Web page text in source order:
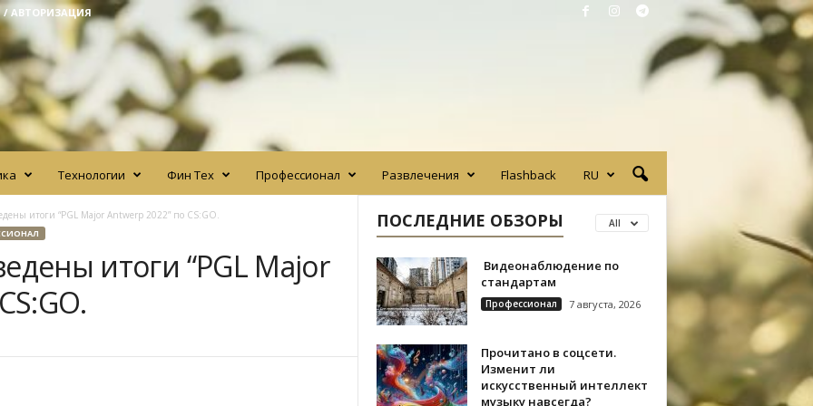
/ АВТОРИЗАЦИЯ
Технологии Фин Тех Профессионал Развлечения Flashback RU
итоги “PGL Major Antwerp 2022” по CS:GO.
итоги “PGL Major
ПОСЛЕДНИЕ ОБЗОРЫ All
Видеонаблюдение по
стандартам
Профессионал 7 августа, 2026
Прочитано в соцсети.
Изменит ли
искусственный интеллект
музыку навсегда?